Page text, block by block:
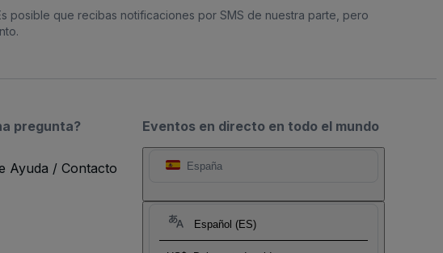
posible que recibas notificaciones por SMS de nuestra parte, pero
Eventos en directo en todo el mundo
España
Español (ES)
pregunta?
Ayuda / Contacto